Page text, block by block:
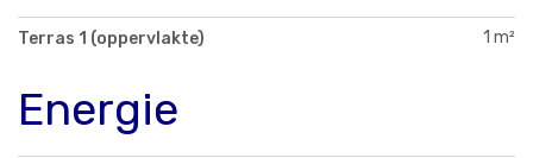
Terras 1 (oppervlakte) 1 m²
Energie